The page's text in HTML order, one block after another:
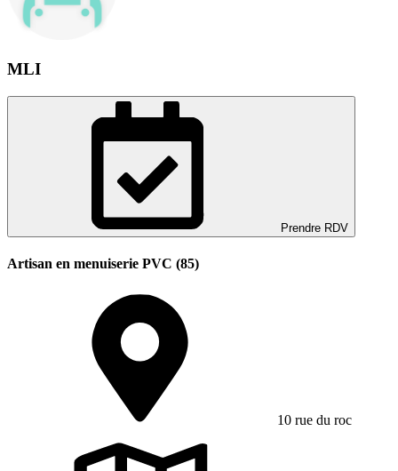
MLI
Prendre RDV
Artisan en menuiserie PVC (85)
10 rue du roc